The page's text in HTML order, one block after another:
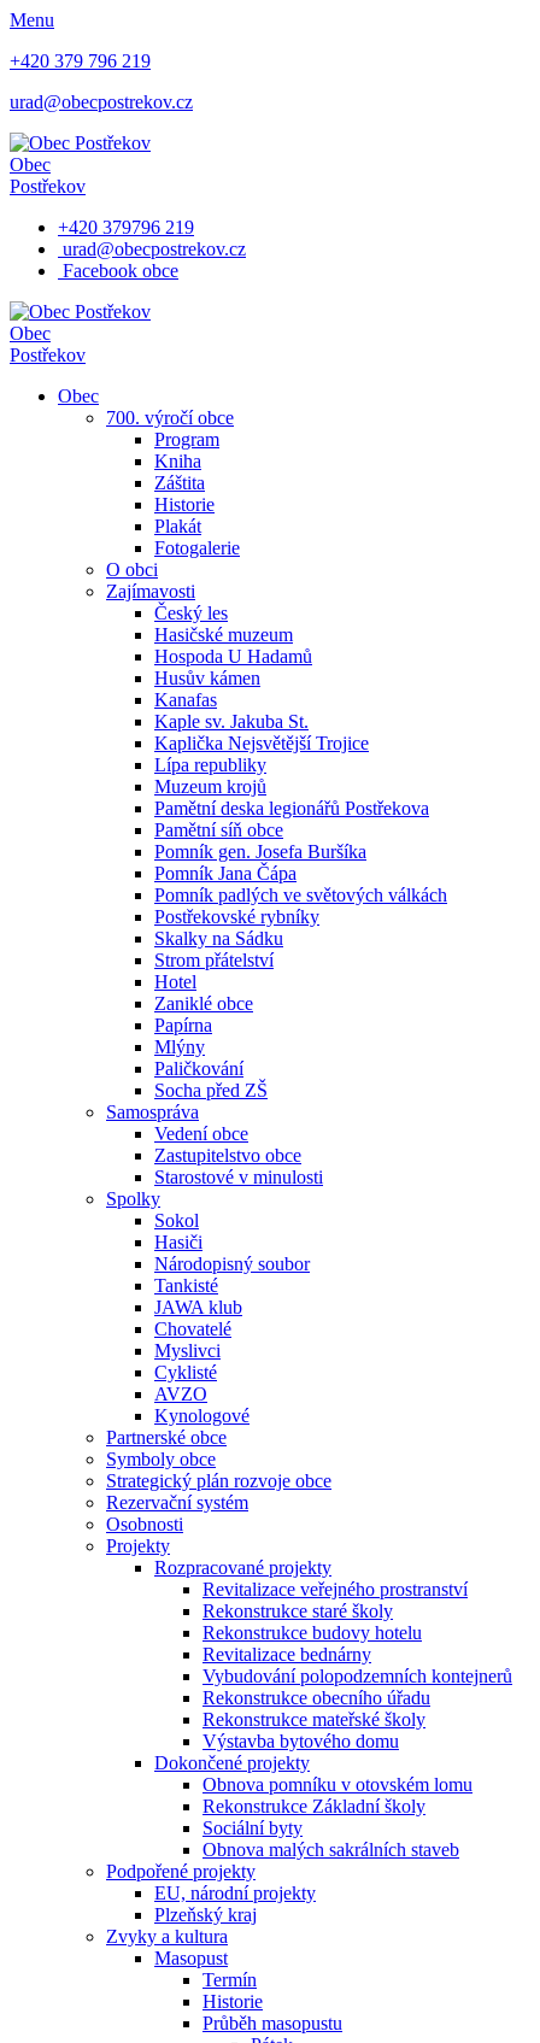
Menu
+420 379 796 219
urad@obecpostrekov.cz
Obec
Postřekov
+420 379796 219
urad@obecpostrekov.cz
Facebook​ obce
Obec
Postřekov
Obec
700. výročí obce
Program
Kniha
Záštita
Historie
Plakát
Fotogalerie
O obci
Zajímavosti
Český les
Hasičské muzeum
Hospoda U Hadamů
Husův kámen
Kanafas
Kaple sv. Jakuba St.
Kaplička Nejsvětější Trojice
Lípa republiky
Muzeum krojů
Pamětní deska legionářů Postřekova
Pamětní síň obce
Pomník gen. Josefa Buršíka
Pomník Jana Čápa
Pomník padlých ve světových válkách
Postřekovské rybníky
Skalky na Sádku
Strom přátelství
Hotel
Zaniklé obce
Papírna
Mlýny
Paličkování
Socha před ZŠ
Samospráva
Vedení obce
Zastupitelstvo obce
Starostové v minulosti
Spolky
Sokol
Hasiči
Národopisný soubor
Tankisté
JAWA klub
Chovatelé
Myslivci
Cyklisté
AVZO
Kynologové
Partnerské obce
Symboly obce
Strategický plán rozvoje obce
Rezervační systém
Osobnosti
Projekty
Rozpracované projekty
Revitalizace veřejného prostranství
Rekonstrukce staré školy
Rekonstrukce budovy hotelu
Revitalizace bednárny
Vybudování polopodzemních kontejnerů
Rekonstrukce obecního úřadu
Rekonstrukce mateřské školy
Výstavba bytového domu
Dokončené projekty
Obnova pomníku v otovském lomu
Rekonstrukce Základní školy
Sociální byty
Obnova malých sakrálních staveb
Podpořené projekty
EU, národní projekty
Plzeňský kraj
Zvyky a kultura
Masopust
Termín
Historie
Průběh masopustu